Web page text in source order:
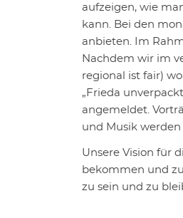
aufzeigen, wie
kann. Bei den
anbieten. Im
Nachdem wir im
regional ist fair)
„Frieda
angemeldet.
und Musik
Unsere Vision für
bekommen und
zu sein und zu